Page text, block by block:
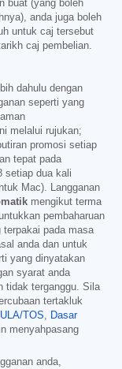
buat (yang boleh
anda juga boleh
untuk caj tersebut
caj pembelian.
dahulu dengan
seperti yang
melalui rujukan;
promosi setiap
tepat pada
setiap dua kali
Mac). Langganan
mengikut terma
pembaharuan
terpakai pada masa
anda dan untuk
yang dinyatakan
syarat anda
tidak terganggu. Sila
tertakluk
TOS, Dasar
menyahpasang
anda,